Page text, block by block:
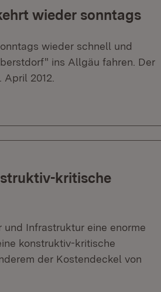
wieder sonntags
wieder schnell und
ins Allgäu fahren. Der
2012.
kritische
Infrastruktur eine enorme
konstruktiv-kritische
der Kostendeckel von